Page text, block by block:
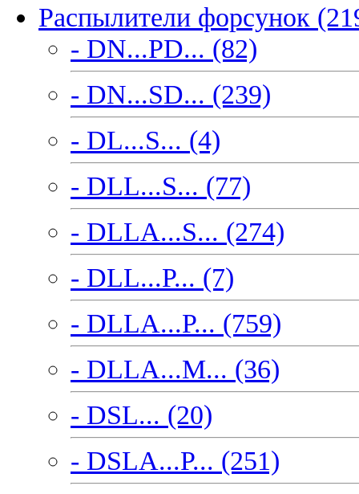
Распылители форсунок
- DN...PD... (82)
- DN...SD... (239)
- DL...S... (4)
- DLL...S... (77)
- DLLA...S... (274)
- DLL...P... (7)
- DLLA...P... (759)
- DLLA...M... (36)
- DSL... (20)
- DSLA...P... (251)